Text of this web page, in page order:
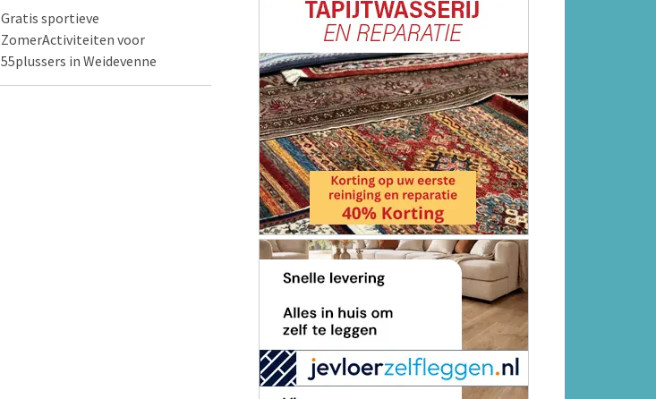
Gratis sportieve
ZomerActiviteiten voor
55plussers in Weidevenne